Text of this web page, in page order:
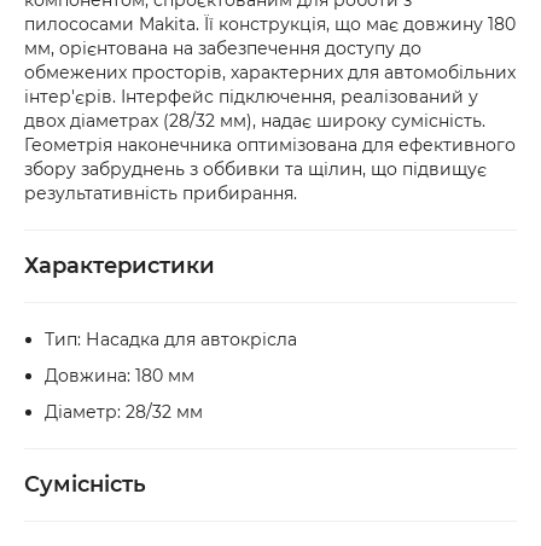
рахунок.
безпосередньо у відділенні. Якщо упаковка
або товар мають пошкодження, обов’язково
оформіть акт разом із працівником служби
доставки.
пилососами Makita. Її конструкція, що має довжину 180
мм, орієнтована на забезпечення доступу до
обмежених просторів, характерних для автомобільних
інтер'єрів. Інтерфейс підключення, реалізований у
двох діаметрах (28/32 мм), надає широку сумісність.
Геометрія наконечника оптимізована для ефективного
збору забруднень з оббивки та щілин, що підвищує
результативність прибирання.
Характеристики
Тип: Насадка для автокрісла
Довжина: 180 мм
Діаметр: 28/32 мм
Сумісність